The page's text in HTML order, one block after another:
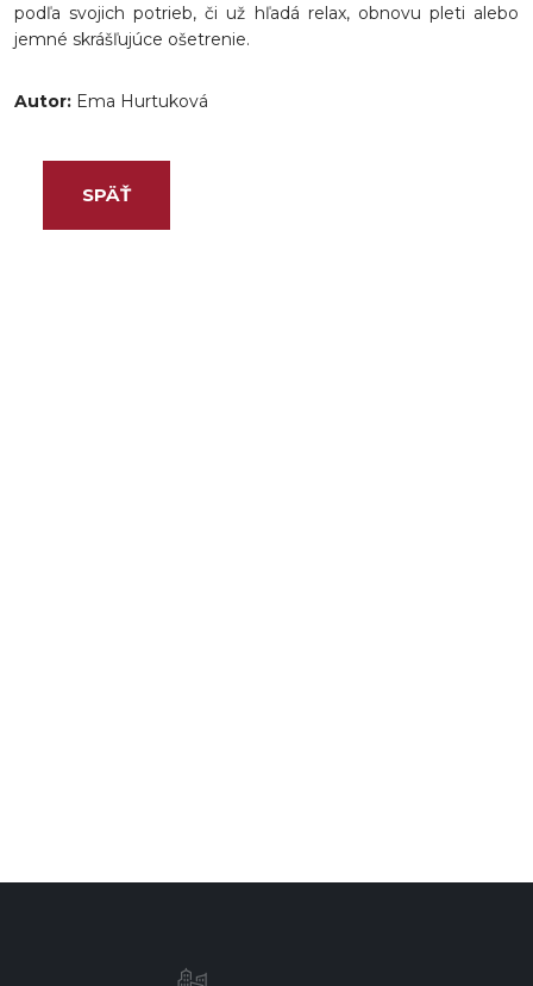
podľa svojich potrieb, či už hľadá relax, obnovu pleti alebo
jemné skrášľujúce ošetrenie.
Autor: Ema Hurtuková
SPÄŤ